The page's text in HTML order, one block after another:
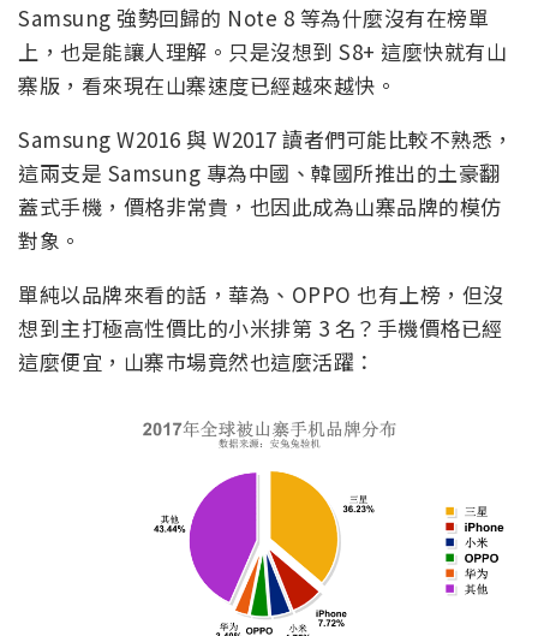
Samsung 強勢回歸的 Note 8 等為什麼沒有在榜單
上，也是能讓人理解。只是沒想到 S8+ 這麼快就有山
寨版，看來現在山寨速度已經越來越快。
Samsung W2016 與 W2017 讀者們可能比較不熟悉，
這兩支是 Samsung 專為中國、韓國所推出的土豪翻
蓋式手機，價格非常貴，也因此成為山寨品牌的模仿
對象。
單純以品牌來看的話，華為、OPPO 也有上榜，但沒
想到主打極高性價比的小米排第 3 名？手機價格已經
這麼便宜，山寨市場竟然也這麼活躍：